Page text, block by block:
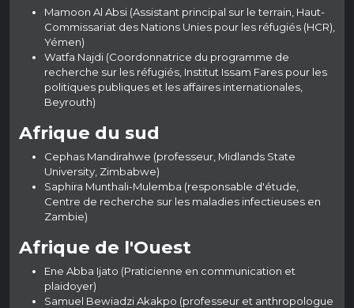
Mamoon Al Absi (Assistant principal sur le terrain, Haut-
Commissariat des Nations Unies pour les réfugiés (HCR),
Yémen)
Watfa Najdi (Coordonnatrice du programme de
recherche sur les réfugiés, Institut Issam Fares pour les
politiques publiques et les affaires internationales,
Beyrouth)
Afrique du sud
Cephas Mandirahwe (professeur, Midlands State
University, Zimbabwe)
Saphira Munthali-Mulemba (responsable d'étude,
Centre de recherche sur les maladies infectieuses en
Zambie)
Afrique de l'Ouest
Ene Abba Ijato (Praticienne en communication et
plaidoyer)
Samuel Bewiadzi Akakpo (professeur et anthropologue